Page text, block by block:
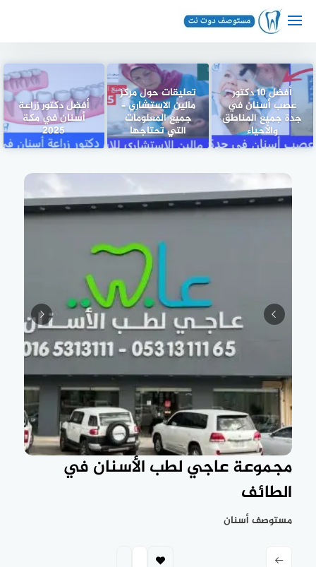
أفضل 10 دكتور
عصب أسنان في
جدة جميع المناطق
والأحياء
تعليقات حول مركز
مالين الاستشاري –
جميع المعلومات
التي تحتاجها
أفضل دكتور زراعة
أسنان في مكة
2025
مجموعة عاجي لطب الأسنان في
الطائف
مستوصف أسنان